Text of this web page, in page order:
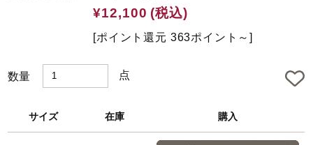
¥12,100 (税込)
[ポイント還元 363ポイント～]
数量 点
サイズ 在庫 購入